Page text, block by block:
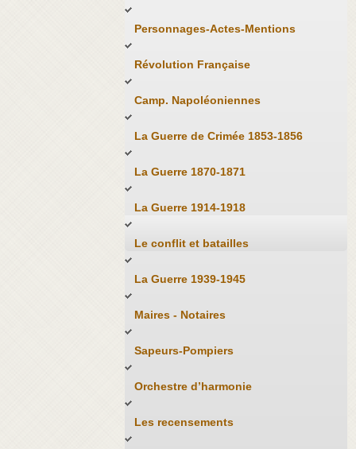
Personnages-Actes-Mentions
Révolution Française
Camp. Napoléoniennes
La Guerre de Crimée 1853-1856
La Guerre 1870-1871
La Guerre 1914-1918
Le conflit et batailles
La Guerre 1939-1945
Maires - Notaires
Sapeurs-Pompiers
Orchestre d’harmonie
Les recensements